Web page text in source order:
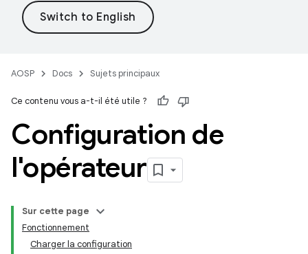
AOSP Docs Sujets principaux
Ce contenu vous a-t-il été utile ?
Configuration de
l'opérateur
Sur cette page
Fonctionnement
Charger la configuration